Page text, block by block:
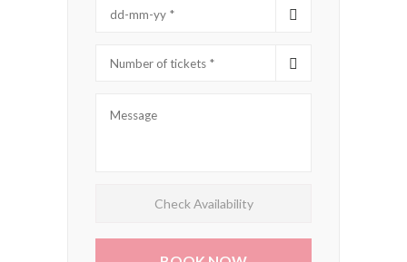
Check Availability